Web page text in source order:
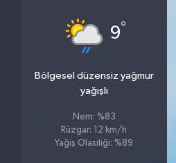
9°
Bölgesel düzensiz yağmur
yağışlı
Nem: %83
Rüzgar: 12 km/h
Yağış Olasılığı: %89